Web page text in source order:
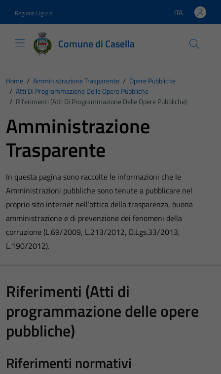
Regione Liguria Lingua attiva:
ITA
Comune di Casella
Home / Amministrazione Trasparente / Opere Pubbliche
/ Atti Di Programmazione Delle Opere Pubbliche
/ Riferimenti (Atti Di Programmazione Delle Opere Pubbliche)
Amministrazione
Trasparente
In questa pagina sono raccolte le informazioni che le
Amministrazioni pubbliche sono tenute a pubblicare nel
proprio sito internet nell’ottica della trasparenza, buona
amministrazione e di prevenzione dei fenomeni della
corruzione (L.69/2009, L.213/2012, D.Lgs.33/2013,
L.190/2012).
Riferimenti (Atti di
programmazione delle opere
pubbliche)
Riferimenti normativi